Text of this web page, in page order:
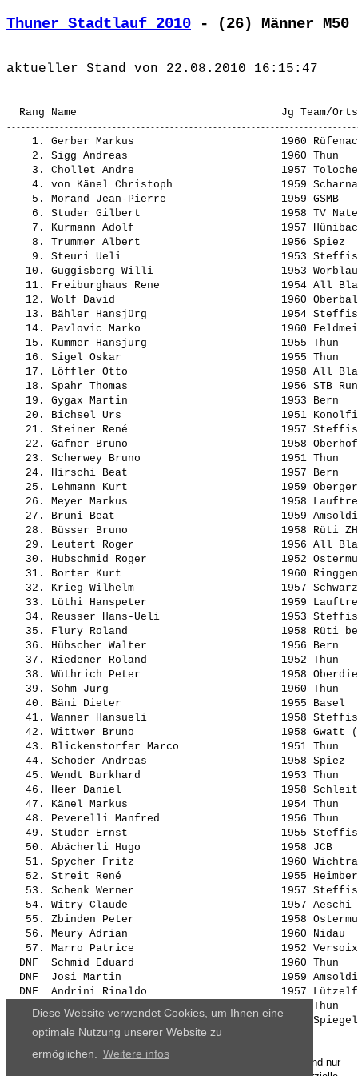
Diese Website verwendet Cookies, um Ihnen eine
optimale Nutzung unserer Website zu
ermöglichen.
Weitere infos
Thuner Stadtlauf 2010 - (26) Männer M50
    1.
Gerber Markus
1960
    2.
Sigg Andreas
1960
    3.
Chollet Andre
1957
    4.
von Känel Christoph
1959
    5.
Morand Jean-Pierre
1959
    6.
Studer Gilbert
1958 TV
    7.
Kurmann Adolf
1957
    8.
Trummer Albert
1956
    9.
Steuri Ueli
1953
   10.
Guggisberg Willi
1953
   11.
Freiburghaus Rene
1954 All
   12.
Wolf David
1960
   13.
Bähler Hansjürg
1954
   14.
Pavlovic Marko
1960
   15.
Kummer Hansjürg
1955
   16.
Sigel Oskar
1955
   17.
Löffler Otto
1958 All
   18.
Spahr Thomas
1956 STB
   19.
Gygax Martin
1953
   20.
Bichsel Urs
1951
   21.
Steiner René
1957
   22.
Gafner Bruno
1958
   23.
Scherwey Bruno
1951
   24.
Hirschi Beat
1957
   25.
Lehmann Kurt
1959
   26.
Meyer Markus
1958
   27.
Bruni Beat
1959
   28.
Büsser Bruno
1958 Rüti
   29.
Leutert Roger
1956 All
   30.
Hubschmid Roger
1952
   31.
Borter Kurt
1960
   32.
Krieg Wilhelm
1957
   33.
Lüthi Hanspeter
1959
   34.
Reusser Hans-Ueli
1953
   35.
Flury Roland
1958 Rüti
   36.
Hübscher Walter
1956
   37.
Riedener Roland
1952
   38.
Wüthrich Peter
1958
   39.
Sohm Jürg
1960
   40.
Bäni Dieter
1955
   41.
Wanner Hansueli
1958
   42.
Wittwer Bruno
1958
   43.
Blickenstorfer Marco
1951
   44.
Schoder Andreas
1958
   45.
Wendt Burkhard
1953
   46.
Heer Daniel
1958
   47.
Känel Markus
1954
   48.
Peverelli Manfred
1956
   49.
Studer Ernst
1955
   50.
Abächerli Hugo
1958
   51.
Spycher Fritz
1960
   52.
Streit René
1955
   53.
Schenk Werner
1957
   54.
Witry Claude
1957
   55.
Zbinden Peter
1958
   56.
Meury Adrian
1960
   57.
Marro Patrice
1952
  DNF
Schmid Eduard
1960
  DNF
Josi Martin
1959
  DNF
Andrini Rinaldo
1957
  DNF
Ghodrat Mehdi
1959
  DNF
Lourens Steven
Die Ergebnisse, das Bildmaterial und das weitere Datenmaterial sind nur